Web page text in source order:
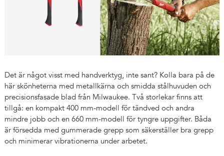
Det är något visst med handverktyg, inte sant? Kolla bara på de
här skönheterna med metallkärna och smidda stålhuvuden och
precisionsfasade blad från Milwaukee. Två storlekar finns att
tillgå: en kompakt 400 mm-modell för tändved och andra
mindre jobb och en 660 mm-modell för tyngre uppgifter. Båda
är försedda med gummerade grepp som säkerställer bra grepp
och minimerar vibrationerna under arbetet.